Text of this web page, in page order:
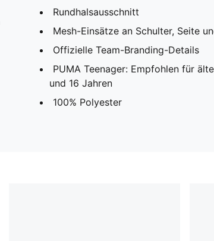
Rundhalsausschnitt
Mesh-Einsätze an Schulter, Seite
Offizielle Team-Branding-Details
PUMA Teenager: Empfohlen für
und 16 Jahren
100% Polyester